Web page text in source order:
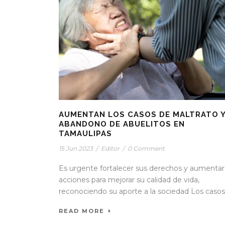
AUMENTAN LOS CASOS DE MALTRATO Y
ABANDONO DE ABUELITOS EN
TAMAULIPAS
15 Jun 2023 / Editor / 0 Comment
Es urgente fortalecer sus derechos y aumentar
acciones para mejorar su calidad de vida,
reconociendo su aporte a la sociedad Los
READ MORE